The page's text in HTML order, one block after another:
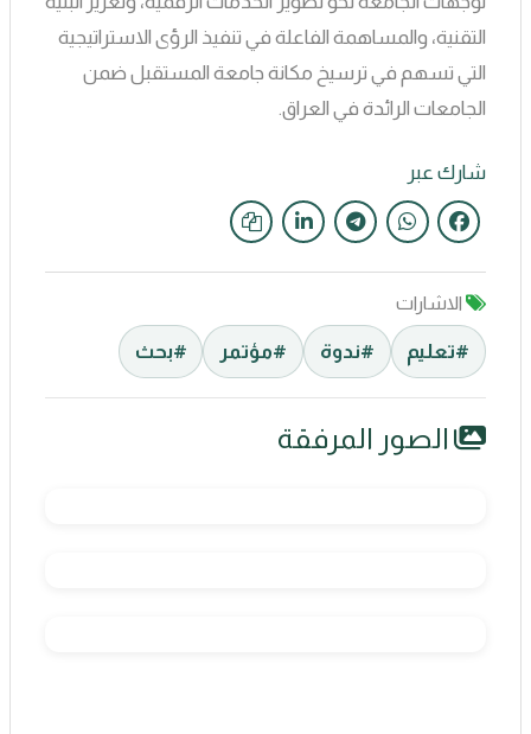
التقنية، والمساهمة الفاعلة في تنفيذ الرؤى الاستراتيجية
التي تسهم في ترسيخ مكانة جامعة المستقبل ضمن
الجامعات الرائدة في العراق.
شارك عبر
الاشارات
#تعليم #ندوة #مؤتمر #بحث
الصور المرفقة